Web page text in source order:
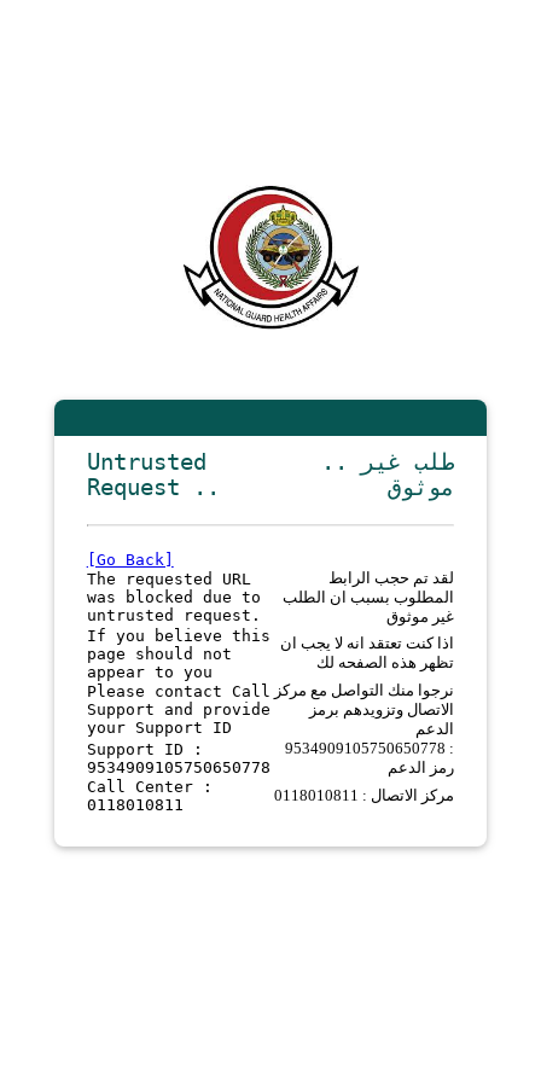
Untrusted
Request ..
.. طلب غير
موثوق
[Go Back]
The requested URL
was blocked due to
untrusted request.
لقد تم حجب الرابط
المطلوب بسبب ان الطلب
غير موثوق
If you believe this
page should not
appear to you
اذا كنت تعتقد انه لا يجب ان
تظهر هذه الصفحه لك
Please contact Call
Support and provide
your Support ID
نرجوا منك التواصل مع مركز
الاتصال وتزويدهم برمز
الدعم
Support ID :
9534909105750650778
9534909105750650778 :
رمز الدعم
Call Center :
0118010811
مركز الاتصال : 0118010811